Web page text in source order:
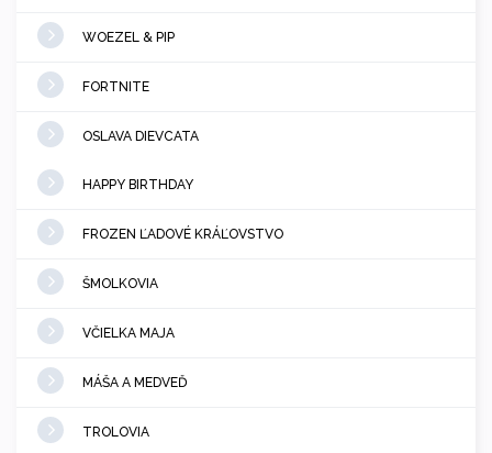
WOEZEL & PIP
FORTNITE
OSLAVA DIEVCATA
HAPPY BIRTHDAY
FROZEN ĽADOVÉ KRÁĽOVSTVO
ŠMOLKOVIA
VČIELKA MAJA
MÁŠA A MEDVEĎ
TROLOVIA